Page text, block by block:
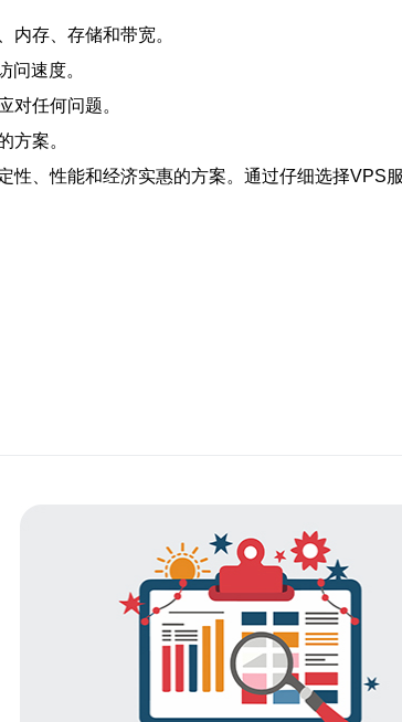
内存、存储和带宽。
问速度。
对任何问题。
方案。
、性能和经济实惠的方案。通过仔细选择VPS